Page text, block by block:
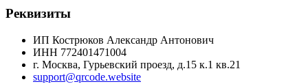
Реквизиты
ИП Кострюков Александр Антонович
ИНН 772401471004
г. Москва, Гурьевский проезд, д.15 к.1 кв.21
support@qrcode.website